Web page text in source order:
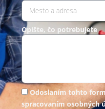
Opíšte, čo potrebujete
Odoslaním tohto
spracovaním osobných